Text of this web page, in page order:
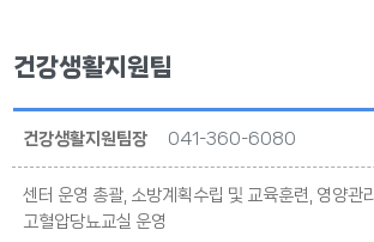
건강생활지원팀
건강생활지원팀장 041-360-6080
센터 운영 총괄, 소방계획수립 및 교육훈련, 영양관
고혈압당뇨교실 운영